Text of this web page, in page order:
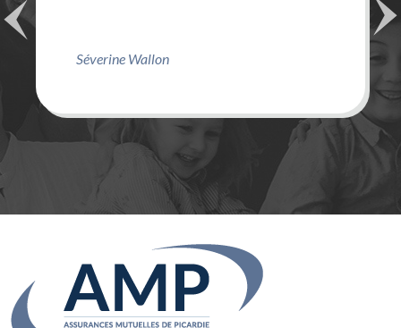
Séverine Wallon